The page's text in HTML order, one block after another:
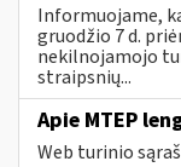
Informuojame,
gruodžio 7 d.
nekilnojamojo
straipsnių...
Apie MTEP
Web turinio